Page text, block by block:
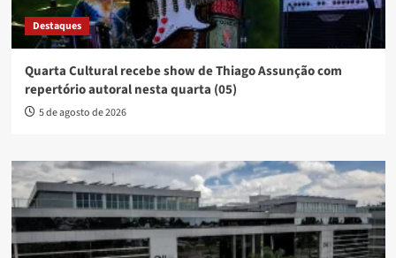
Destaques
Quarta Cultural recebe show de Thiago Assunção com
repertório autoral nesta quarta (05)
5 de agosto de 2026